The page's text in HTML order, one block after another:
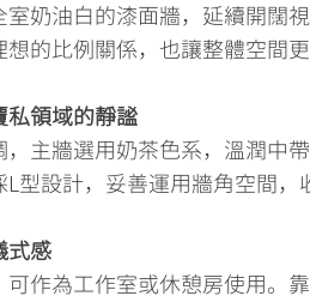
奶油白的漆面牆，延續開闊
的比例關係，也讓整體空間
私領域的靜謐
主牆選用奶茶色系，溫潤中
型設計，妥善運用牆角空間，
式感
可作為工作室或休憩房使用